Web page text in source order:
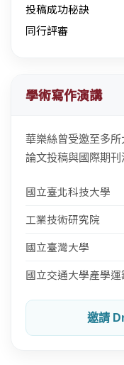
投稿成功秘訣
同行評審
學術寫作演講
華樂絲曾受邀至多所
論文投稿與國際期刊
國立臺北科技大學
工業技術研究院
國立臺灣大學
國立交通大學產學運
邀請